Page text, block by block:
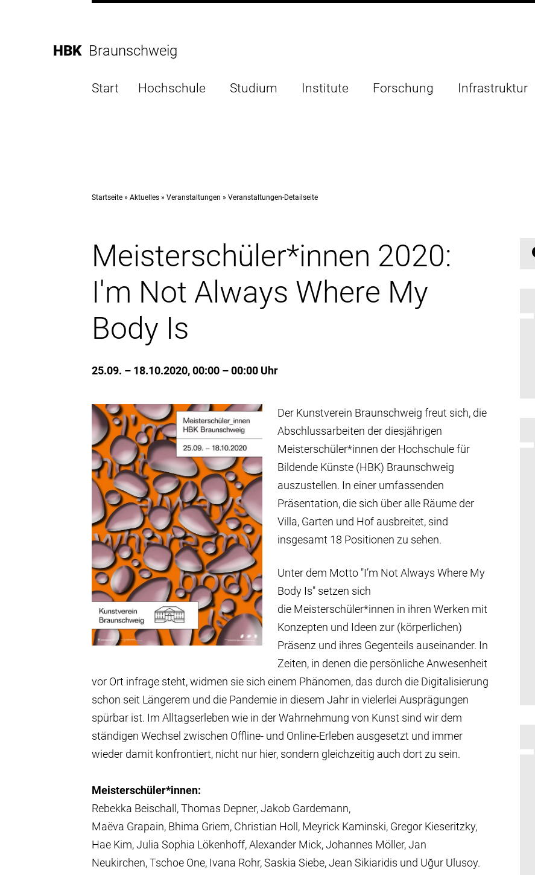
Hauptnavigation
HBK Braunschweig
Start Hochschule Studium Institute Forschung Infrastruktur
Startseite Aktuelles Veranstaltungen Veranstaltungen-Detailseite
Meisterschüler*innen 2020:
I'm Not Always Where My
Body Is
25.09. – 18.10.2020, 00:00 – 00:00 Uhr
Der Kunstverein Braunschweig freut sich, die
Abschlussarbeiten der diesjährigen
Meisterschüler*innen der Hochschule für
Bildende Künste (HBK) Braunschweig
auszustellen. In einer umfassenden
Präsentation, die sich über alle Räume der
Villa, Garten und Hof ausbreitet, sind
insgesamt 18 Positionen zu sehen.
Unter dem Motto "I’m Not Always Where My
Body Is" setzen sich
die Meisterschüler*innen in ihren Werken mit
Konzepten und Ideen zur (körperlichen)
Präsenz und ihres Gegenteils auseinander. In
Zeiten, in denen die persönliche Anwesenheit
vor Ort infrage steht, widmen sie sich einem Phänomen, das durch die Digitalisierung
schon seit Längerem und die Pandemie in diesem Jahr in vielerlei Ausprägungen
spürbar ist. Im Alltagserleben wie in der Wahrnehmung von Kunst sind wir dem
ständigen Wechsel zwischen Offline- und Online-Erleben ausgesetzt und immer
wieder damit konfrontiert, nicht nur hier, sondern gleichzeitig auch dort zu sein.
Meisterschüler*innen:
Rebekka Beischall, Thomas Depner, Jakob Gardemann,
Maëva Grapain, Bhima Griem, Christian Holl, Meyrick Kaminski, Gregor Kieseritzky,
Hae Kim, Julia Sophia Lökenhoff, Alexander Mick, Johannes Möller, Jan
Neukirchen, Tschoe One, Ivana Rohr, Saskia Siebe, Jean Sikiaridis und Uğur Ulusoy.